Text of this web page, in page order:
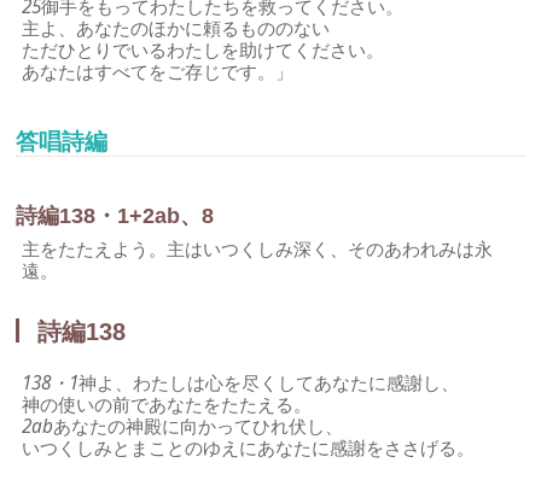
25御手をもってわたしたちを救ってください。
主よ、あなたのほかに頼るもののない
ただひとりでいるわたしを助けてください。
あなたはすべてをご存じです。」
答唱詩編
詩編138・1+2ab、8
主をたたえよう。主はいつくしみ深く、そのあわれみは永
遠。
詩編138
138・1神よ、わたしは心を尽くしてあなたに感謝し、
神の使いの前であなたをたたえる。
2abあなたの神殿に向かってひれ伏し、
いつくしみとまことのゆえにあなたに感謝をささげる。